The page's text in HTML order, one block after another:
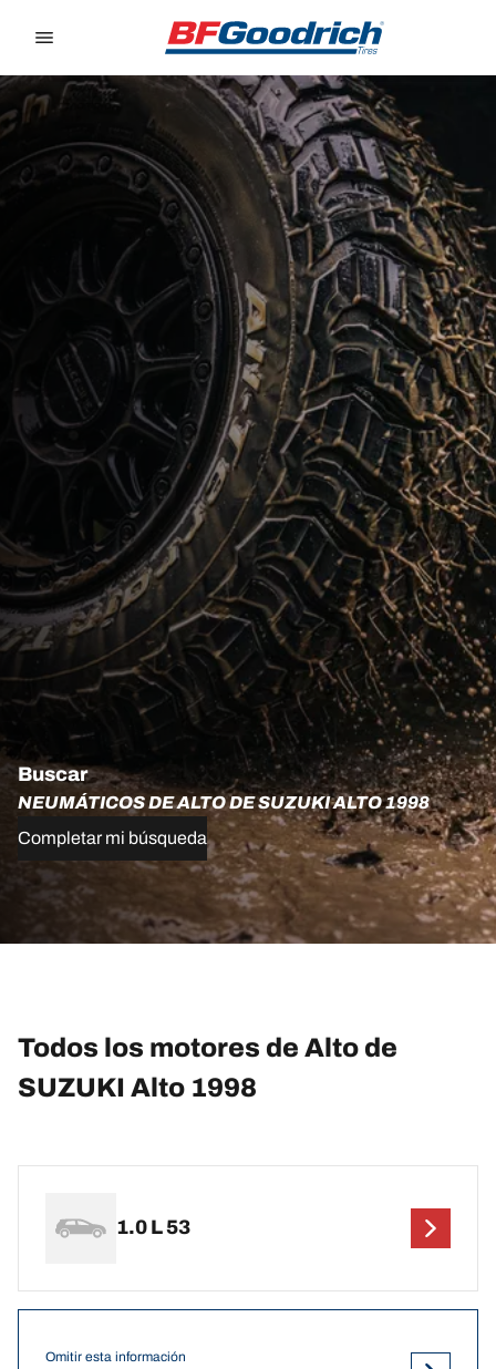
Buscar
NEUMÁTICOS DE ALTO DE SUZUKI ALTO 1998
Completar mi búsqueda
Todos los motores de Alto de
SUZUKI Alto 1998
1.0 L 53
Omitir esta información